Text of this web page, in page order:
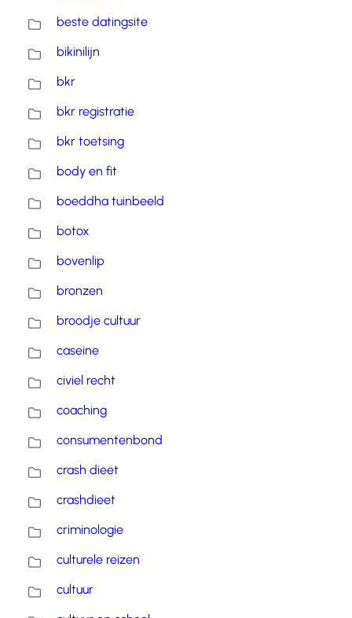
beste datingsite
bikinilijn
bkr
bkr registratie
bkr toetsing
body en fit
boeddha tuinbeeld
botox
bovenlip
bronzen
broodje cultuur
caseine
civiel recht
coaching
consumentenbond
crash dieet
crashdieet
criminologie
culturele reizen
cultuur